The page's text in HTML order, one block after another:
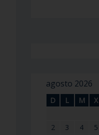
agosto 2026
D L M X
2
3 4 5